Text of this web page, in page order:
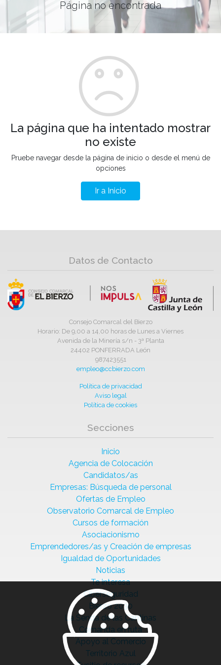
Página no encontrada
La página que ha intentado mostrar
no existe
Pruebe navegar desde la página de inicio o desde el menú de
opciones
Ir a Inicio
Datos de Contacto
Consejo Comarcal del Bierzo
Horario: De 9,00 a 14,00 horas de Lunes a Viernes
Avenida de la Minería s/n - 3ª Planta
24402 PONFERRADA León
987423551
empleo@ccbierzo.com
Política de privacidad
Aviso legal
Política de cookies
Secciones
Inicio
Agencia de Colocación
Candidatos/as
Empresas: Búsqueda de personal
Ofertas de Empleo
Observatorio Comarcal de Empleo
Cursos de formación
Asociacionismo
Emprendedores/as y Creación de empresas
Igualdad de Oportunidades
Noticias
Te interesa
Ciberseguridad
Bierzo 2030
La Senda de las Cantinas
Comanda en ruta
Apoyo al Comercio
Territorio Azul